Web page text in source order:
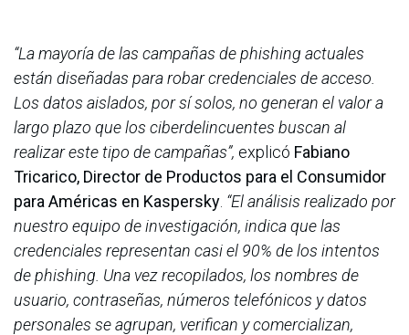
“La mayoría de las campañas de phishing actuales
están diseñadas para robar credenciales de acceso.
Los datos aislados, por sí solos, no generan el valor a
largo plazo que los ciberdelincuentes buscan al
realizar este tipo de campañas”, explicó Fabiano
Tricarico, Director de Productos para el Consumidor
para Américas en Kaspersky “El análisis realizado por
nuestro equipo de investigación, indica que las
credenciales representan casi el 90% de los intentos
de phishing. Una vez recopilados, los nombres de
usuario, contraseñas, números telefónicos y datos
personales se agrupan, verifican y comercializan,